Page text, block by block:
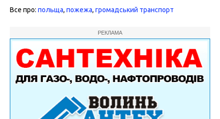
Все про: польща, пожежа, громадський транспорт
РЕКЛАМА